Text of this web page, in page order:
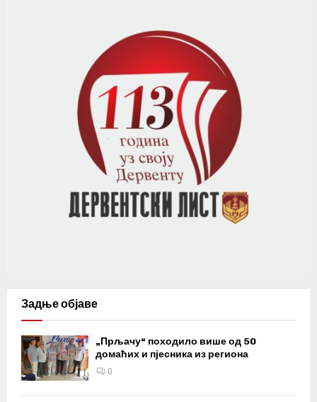
Задње објаве
„Прљачу“ походило више од 50
домаћих и пјесника из региона
0